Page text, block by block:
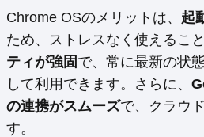
Chrome OSのメリットは、 起
ため、ストレスなく使えるこ
ティが強固 で、常に最新の状
して利用できます。さらに、
の連携がスムーズで、クラウ
す。